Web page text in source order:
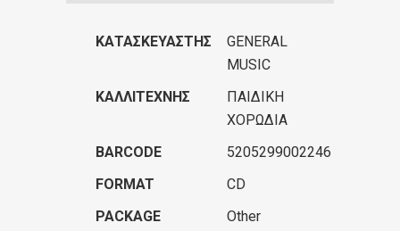
ΚΑΤΑΣΚΕΥΑΣΤΉΣ
GENERAL
MUSIC
ΚΑΛΛΙΤΈΧΝΗΣ
ΠΑΙΔΙΚΗ
ΧΟΡΩΔΙΑ
BARCODE
5205299002246
FORMAT
CD
PACKAGE
Other